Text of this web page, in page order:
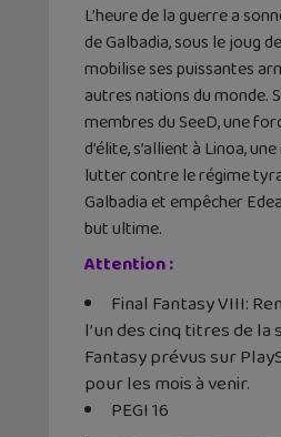
L’heure de la guerre a
de Galbadia, sous le joug
mobilise ses puissantes
autres nations du monde.
membres du SeeD, une
d’élite, s’allient à Linoa,
lutter contre le régime
Galbadia et empêcher
but ultime.
Attention :
Final Fantasy VIII:
l’un des cinq titres de la
Fantasy prévus sur
pour les mois à venir.
PEGI 16